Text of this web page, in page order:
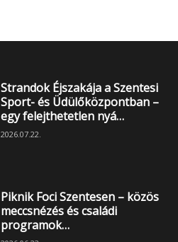
Strandok Éjszakája a Szentesi
Sport- és Üdülőközpontban –
egy felejthetetlen nyá…
2026.07.22.
Piknik Foci Szentesen – közös
meccsnézés és családi
programok…